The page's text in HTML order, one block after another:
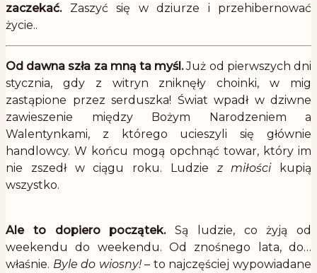
zaczekać.Zaszyć się w dziurze i przehibernować
życie..
Od dawna szła za mną ta myśl.Już od pierwszych dni
stycznia, gdy z witryn zniknęły choinki, w mig
zastąpione przez serduszka! Świat wpadł w dziwne
zawieszenie między Bożym Narodzeniem a
Walentynkami, z którego ucieszyli się głównie
handlowcy. W końcu mogą opchnąć towar, który im
nie zszedł w ciągu roku. Ludzie z miłościkupią
wszystko.
.
Ale to dopiero początek.Są ludzie, co żyją od
weekendu do weekendu. Od znośnego lata, do…
właśnie. Byle do wiosny!– to najczęściej wypowiadane